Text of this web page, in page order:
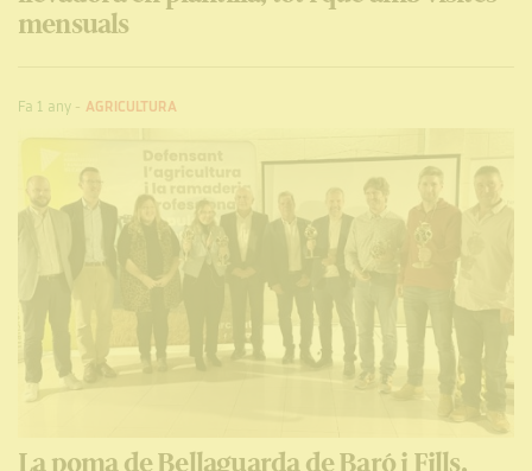
mensuals
Fa 1 any-AGRICULTURA
La poma de Bellaguarda de Baró i Fills,